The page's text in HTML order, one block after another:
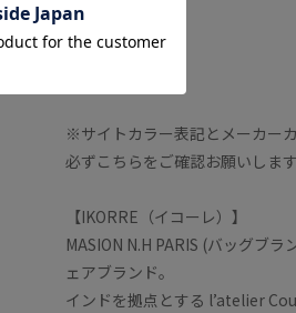
カラー
※サイトカラー表記とメーカー
必ずこちらをご確認お願いします
【IKORRE（イコーレ）】
MASION N.H PARIS (バッグブ
ェアブランド。
インドを拠点とする l’atelier